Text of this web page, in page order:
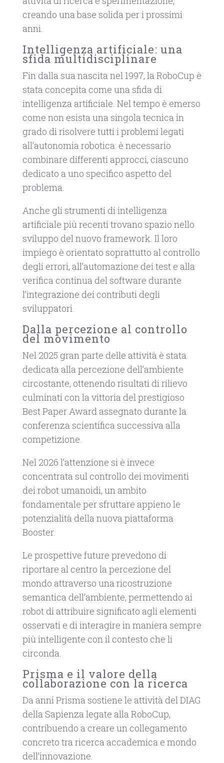
creando una base solida per i prossimi
anni.
Intelligenza artificiale: una
sfida multidisciplinare
Fin dalla sua nascita nel 1997, la RoboCup è
stata concepita come una sfida di
intelligenza artificiale. Nel tempo è emerso
come non esista una singola tecnica in
grado di risolvere tutti i problemi legati
all’autonomia robotica: è necessario
combinare differenti approcci, ciascuno
dedicato a uno specifico aspetto del
problema.
Anche gli strumenti di intelligenza
artificiale più recenti trovano spazio nello
sviluppo del nuovo framework. Il loro
impiego è orientato soprattutto al controllo
degli errori, all’automazione dei test e alla
verifica continua del software durante
l’integrazione dei contributi degli
sviluppatori.
Dalla percezione al controllo
del movimento
Nel 2025 gran parte delle attività è stata
dedicata alla percezione dell’ambiente
circostante, ottenendo risultati di rilievo
culminati con la vittoria del prestigioso
Best Paper Award assegnato durante la
conferenza scientifica successiva alla
competizione.
Nel 2026 l’attenzione si è invece
concentrata sul controllo dei movimenti
dei robot umanoidi, un ambito
fondamentale per sfruttare appieno le
potenzialità della nuova piattaforma
Booster.
Le prospettive future prevedono di
riportare al centro la percezione del
mondo attraverso una ricostruzione
semantica dell’ambiente, permettendo ai
robot di attribuire significato agli elementi
osservati e di interagire in maniera sempre
più intelligente con il contesto che li
circonda.
Prisma e il valore della
collaborazione con la ricerca
Da anni Prisma sostiene le attività del DIAG
della Sapienza legate alla RoboCup,
contribuendo a creare un collegamento
concreto tra ricerca accademica e mondo
dell’innovazione.